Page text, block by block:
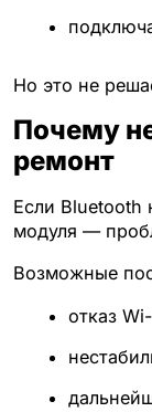
Но это не
Почему
ремонт
Если Bluetooth
модуля —
Возможные
отказ